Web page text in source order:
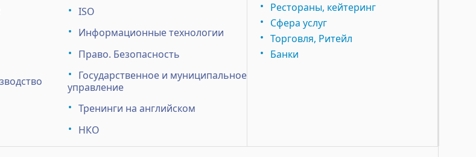
ISO
Информационные технологии
Право. Безопасность
Государственное и муниципальное
управление
Тренинги на английском
НКО
Рестораны, кейтеринг
Сфера услуг
Торговля, Ритейл
Банки